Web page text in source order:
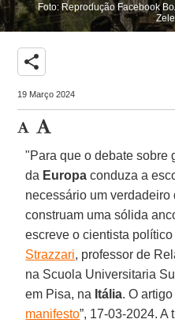
Foto: Reprodução Facebook
share
19 Março 2024
"Para que o debate sobre
da Europa conduza a
necessário um
construam uma sólida
escreve o cientista
Strazzari, professor de
na Scuola Universitaria
em Pisa, na Itália. O
manifesto”, 17-03-2024. A